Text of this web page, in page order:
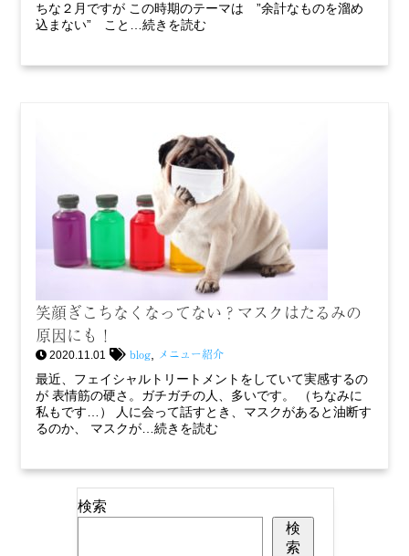
ちな２月ですが この時期のテーマは ”余計なものを溜め
込まない” こと…続きを読む
笑顔ぎこちなくなってない？マスクはたるみの
原因にも！
2020.11.01 blog メニュー紹介
最近、フェイシャルトリートメントをしていて実感するの
が 表情筋の硬さ。ガチガチの人、多いです。 （ちなみに
私もです…） 人に会って話すとき、マスクがあると油断す
るのか、 マスクが…続きを読む
検索
検
索